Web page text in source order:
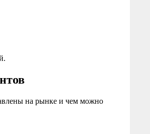
на рынке и чем можно